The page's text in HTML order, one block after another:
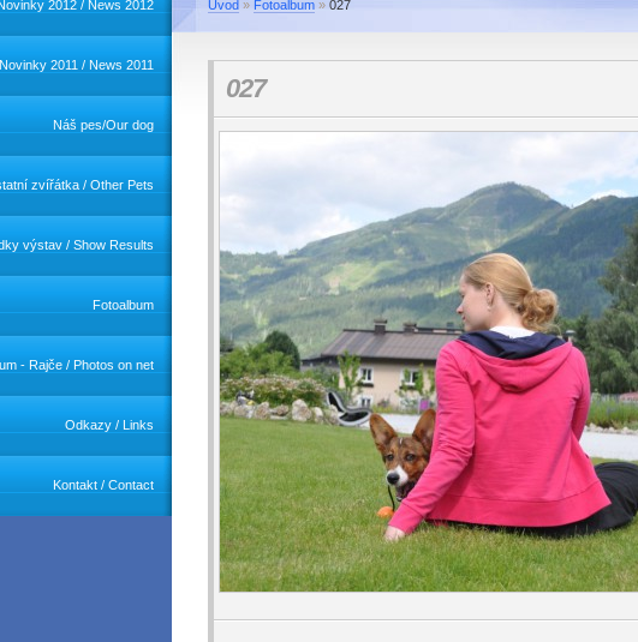
2012 / News 2012
Novinky 2011 / News 2011
Náš pes/Our dog
zvířátka / Other Pets
výstav / Show Results
Fotoalbum
- Rajče / Photos on net
Odkazy / Links
Kontakt / Contact
Úvod » Fotoalbum » 027
027